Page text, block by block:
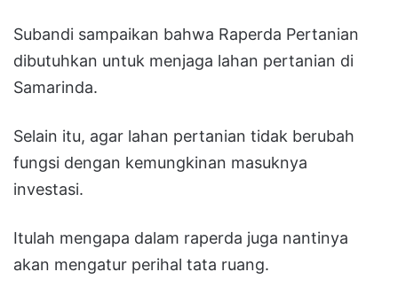
Subandi sampaikan bahwa Raperda Pertanian
dibutuhkan untuk menjaga lahan pertanian di
Samarinda.
Selain itu, agar lahan pertanian tidak berubah
fungsi dengan kemungkinan masuknya
investasi.
Itulah mengapa dalam raperda juga nantinya
akan mengatur perihal tata ruang.